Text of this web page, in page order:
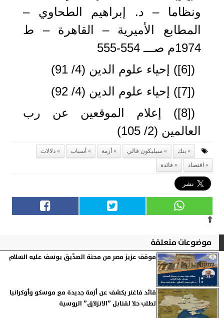
ونظاما – د. إبراهيم الطحاوي –
المطابع الأميرية – القاهرة – ط
1974م صـــ 554-555
([6]) إحياء علوم الدين (4/ 91)
([7]) إحياء علوم الدين (4/ 92)
([8]) إعلام الموقعين عن رب
العالمين (2/ 105)
بنك سيليكون فالي أزمة أسباب
دلالات
اقتصاد
فائدة
⇧
موضوعات متعلقة
موقف عزيز مصر من محنة الصدّيق يوسف عليه السلام
قائد فاغنر يكشف عن أزمة جديدة مع موسكو وأوكرانيا
تطلب حلا لقنابل ”الانزلاق” الروسية